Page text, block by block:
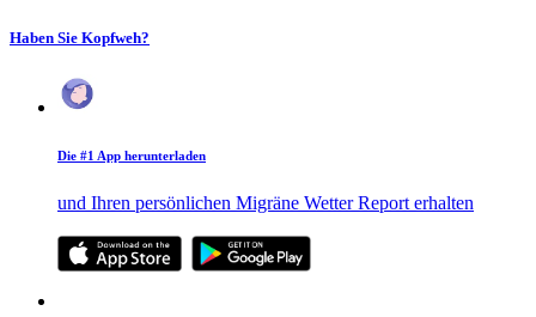
Haben Sie Kopfweh?
Die #1 App herunterladen
und Ihren persönlichen Migräne Wetter Report erhalten